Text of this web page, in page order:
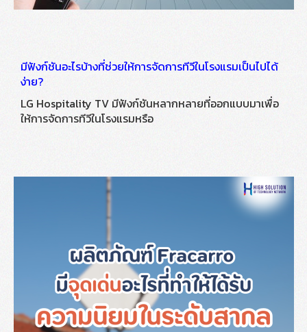
มีฟังก์ชันอะไรบ้างที่ช่วยให้การจัดการทีวีในโรงแรมเป็นไปได้
ง่าย?
LG Hospitality TV มีฟังก์ชันหลากหลายที่ออกแบบมาเพื่อ
ให้การจัดการทีวีในโรงแรมหรือ